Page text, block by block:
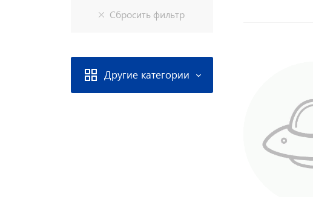
Другие категории